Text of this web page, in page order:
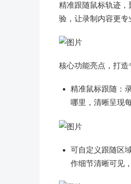
精准跟随鼠标轨迹
验，让录制内容更专
核心功能亮点，打造
精准鼠标跟随：
哪里，清晰呈现
可自定义跟随区
作细节清晰可见